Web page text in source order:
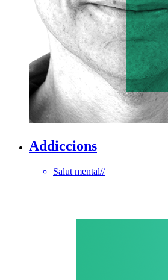
Addiccions
Salut mental//